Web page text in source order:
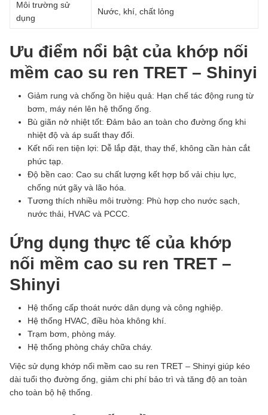
Môi trường sử
dụng
Nước, khí, chất lỏng
Ưu điểm nổi bật của khớp nối
mềm cao su ren TRET – Shinyi
Giảm rung và chống ồn hiệu quả: Hạn chế tác động rung từ
bơm, máy nén lên hệ thống ống.
Bù giãn nở nhiệt tốt: Đảm bảo an toàn cho đường ống khi
nhiệt độ và áp suất thay đổi.
Kết nối ren tiện lợi: Dễ lắp đặt, thay thế, không cần hàn cắt
phức tạp.
Độ bền cao: Cao su chất lượng kết hợp bố vải chịu lực,
chống nứt gãy và lão hóa.
Tương thích nhiều môi trường: Phù hợp cho nước sạch,
nước thải, HVAC và PCCC.
Ứng dụng thực tế của khớp
nối mềm cao su ren TRET –
Shinyi
Hệ thống cấp thoát nước dân dụng và công nghiệp.
Hệ thống HVAC, điều hòa không khí.
Trạm bơm, phòng máy.
Hệ thống phòng cháy chữa cháy.
Việc sử dụng khớp nối mềm cao su ren TRET – Shinyi giúp kéo
dài tuổi thọ đường ống, giảm chi phí bảo trì và tăng độ an toàn
cho toàn bộ hệ thống.